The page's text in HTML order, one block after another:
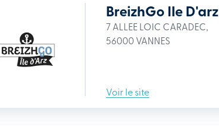
BreizhGo Ile D'arz
7 ALLEE LOIC CARADEC,
56000 VANNES
Voir le site